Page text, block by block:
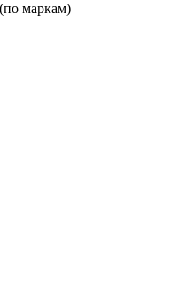
маркам)